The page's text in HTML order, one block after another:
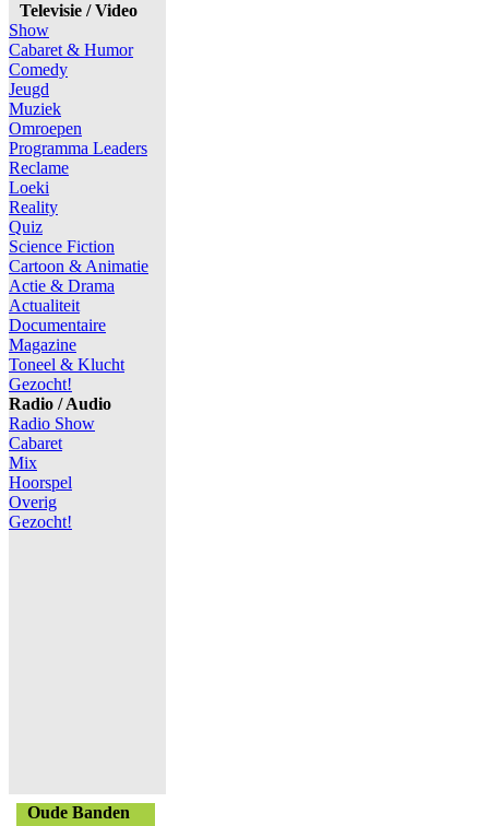
Televisie / Video
Show
Cabaret & Humor
Comedy
Jeugd
Muziek
Omroepen
Programma Leaders
Reclame
Loeki
Reality
Quiz
Science Fiction
Cartoon & Animatie
Actie & Drama
Actualiteit
Documentaire
Magazine
Toneel & Klucht
Gezocht!
Radio / Audio
Radio Show
Cabaret
Mix
Hoorspel
Overig
Gezocht!
Oude Banden